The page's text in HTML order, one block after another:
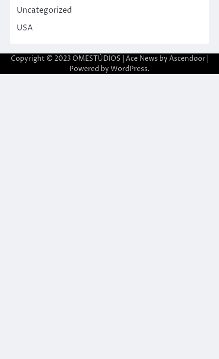
Uncategorized
USA
Copyright © 2023 OMESTÚDIOS | Ace News by Ascendoor|
Powered by WordPress.